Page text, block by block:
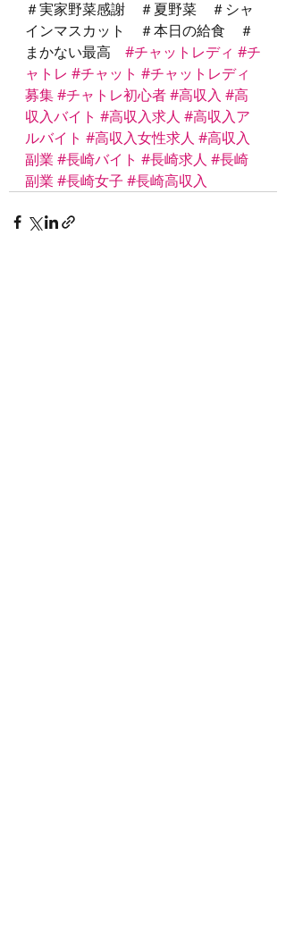
＃実家野菜感謝　＃夏野菜　＃シャ
インマスカット　＃本日の給食　＃
まかない最高 #チャットレディ #チ
ャトレ #チャット #チャットレディ
募集#チャトレ初心者#高収入 #高
収入バイト #高収入求人 #高収入ア
ルバイト #高収入女性求人 #高収入
副業 #長崎バイト #長崎求人 #長崎
副業 #長崎女子 #長崎高収入